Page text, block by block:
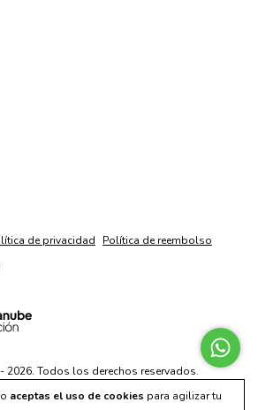
aceptas el uso de cookies para agilizar tu
de privacidad
Política de reembolso
2026. Todos los derechos reservados.